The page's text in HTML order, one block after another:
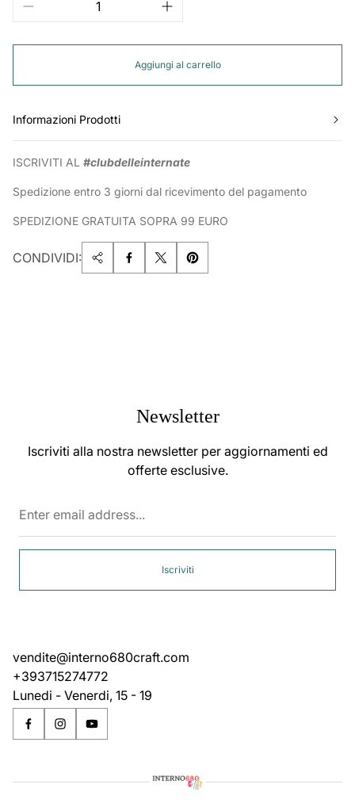
Aggiungi al carrello
Informazioni Prodotti
ISCRIVITI AL #clubdelleinternate
Spedizione entro 3 giorni dal ricevimento del pagamento
SPEDIZIONE GRATUITA SOPRA 99 EURO
CONDIVIDI:
Newsletter
Iscriviti alla nostra newsletter per aggiornamenti ed
offerte esclusive.
Iscriviti
vendite@interno680craft.com
+393715274772
Lunedi - Venerdi, 15 - 19